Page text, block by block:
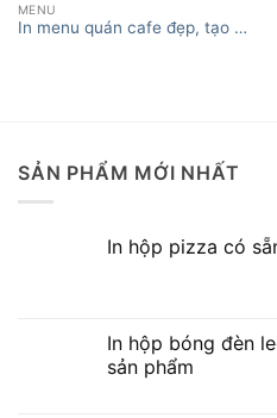
MENU
In menu quán cafe đẹp, tạo ấn
XEM
SẢN PHẨM MỚI NHẤT
In hộp pizza có
In hộp bóng đèn
sản phẩm